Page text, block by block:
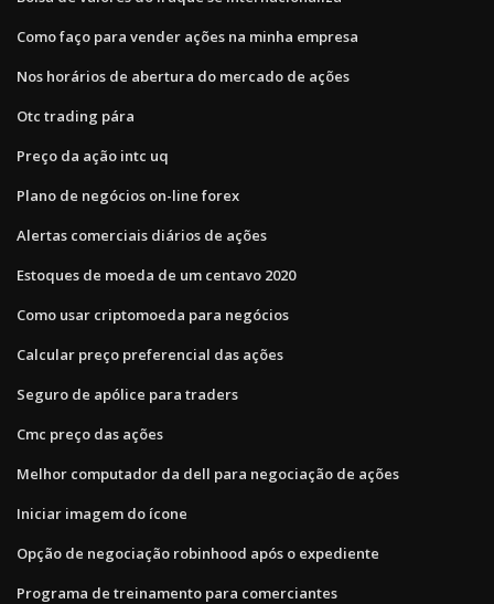
Como faço para vender ações na minha empresa
Nos horários de abertura do mercado de ações
Otc trading pára
Preço da ação intc uq
Plano de negócios on-line forex
Alertas comerciais diários de ações
Estoques de moeda de um centavo 2020
Como usar criptomoeda para negócios
Calcular preço preferencial das ações
Seguro de apólice para traders
Cmc preço das ações
Melhor computador da dell para negociação de ações
Iniciar imagem do ícone
Opção de negociação robinhood após o expediente
Programa de treinamento para comerciantes